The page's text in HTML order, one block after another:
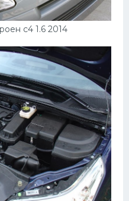
с4 1.6 2014